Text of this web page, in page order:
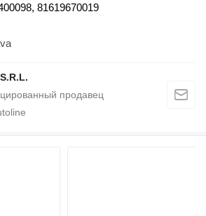
81619670019